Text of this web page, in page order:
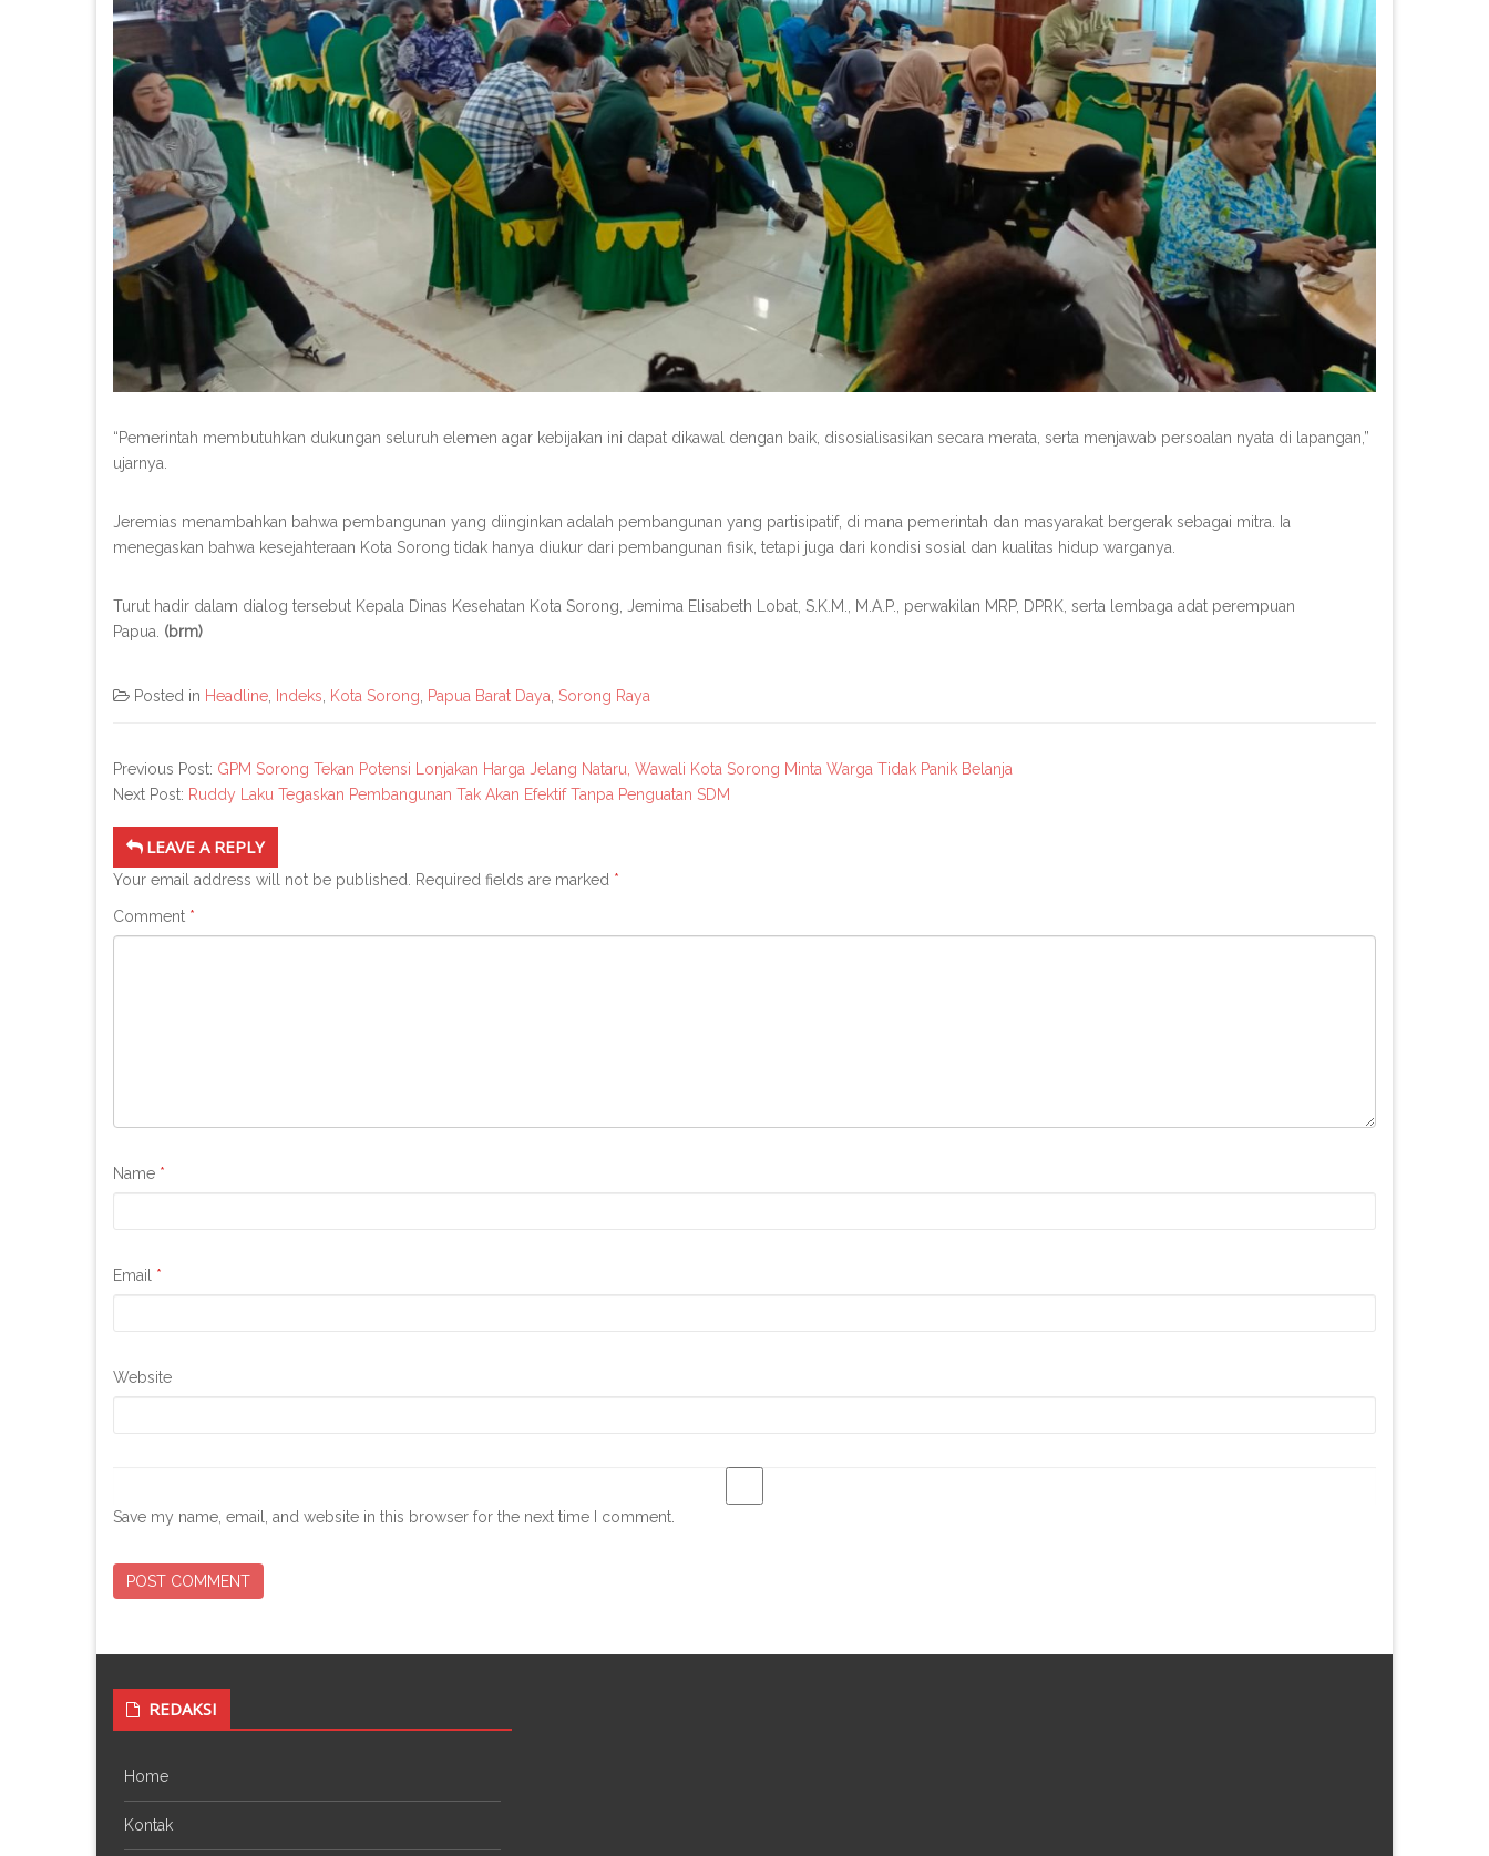
“Pemerintah membutuhkan dukungan seluruh elemen agar kebijakan ini dapat dikawal dengan baik, disosialisasikan secara merata, serta menjawab persoalan nyata di lapangan,”
ujarnya.
Jeremias menambahkan bahwa pembangunan yang diinginkan adalah pembangunan yang partisipatif, di mana pemerintah dan masyarakat bergerak sebagai mitra. Ia
menegaskan bahwa kesejahteraan Kota Sorong tidak hanya diukur dari pembangunan fisik, tetapi juga dari kondisi sosial dan kualitas hidup warganya.
Turut hadir dalam dialog tersebut Kepala Dinas Kesehatan Kota Sorong, Jemima Elisabeth Lobat, S.K.M., M.A.P., perwakilan MRP, DPRK, serta lembaga adat perempuan
Papua. (brm)
Posted in Headline Indeks Kota Sorong Papua Barat Daya Sorong Raya
Previous Post: GPM Sorong Tekan Potensi Lonjakan Harga Jelang Nataru, Wawali Kota Sorong Minta Warga Tidak Panik Belanja
Next Post: Ruddy Laku Tegaskan Pembangunan Tak Akan Efektif Tanpa Penguatan SDM
LEAVE A REPLY
Your email address will not be published. Required fields are marked *
Comment *
Name *
Email *
Website
Save my name, email, and website in this browser for the next time I comment.
REDAKSI
Home
Kontak